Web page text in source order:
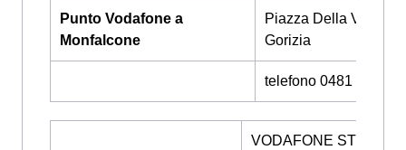
Punto Vodafone a
Monfalcone
Piazza Della Vittoria
Gorizia
telefono 0481 061783
VODAFONE STORE